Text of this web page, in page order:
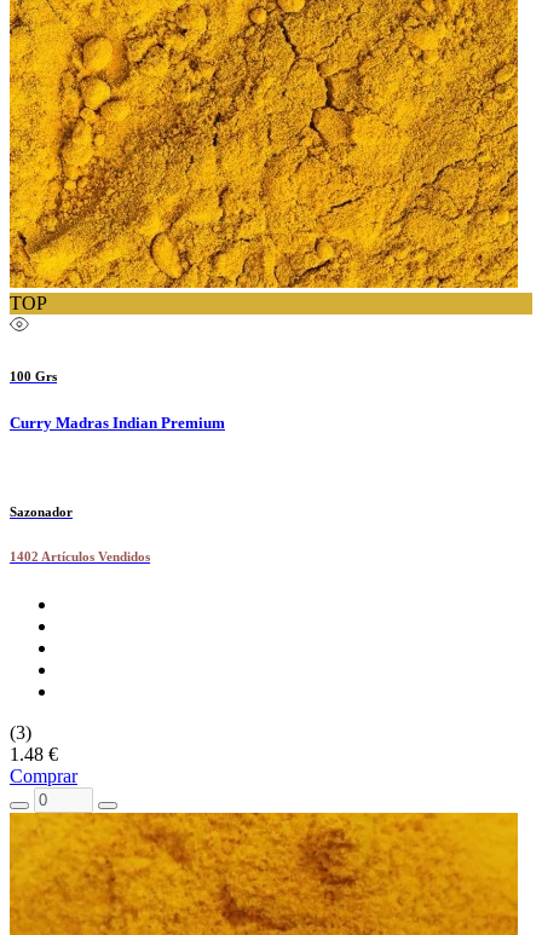
TOP
100 Grs
Curry Madras Indian Premium
Sazonador
1402 Artículos Vendidos
(3)
1.48 €
Comprar